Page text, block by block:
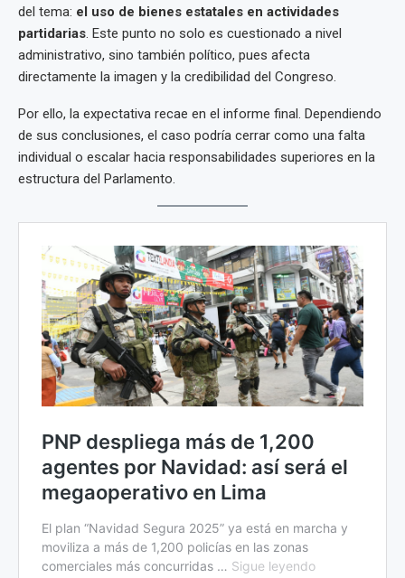
del tema: el uso de bienes estatales en actividades
partidarias. Este punto no solo es cuestionado a nivel
administrativo, sino también político, pues afecta
directamente la imagen y la credibilidad del Congreso.
Por ello, la expectativa recae en el informe final. Dependiendo
de sus conclusiones, el caso podría cerrar como una falta
individual o escalar hacia responsabilidades superiores en la
estructura del Parlamento.